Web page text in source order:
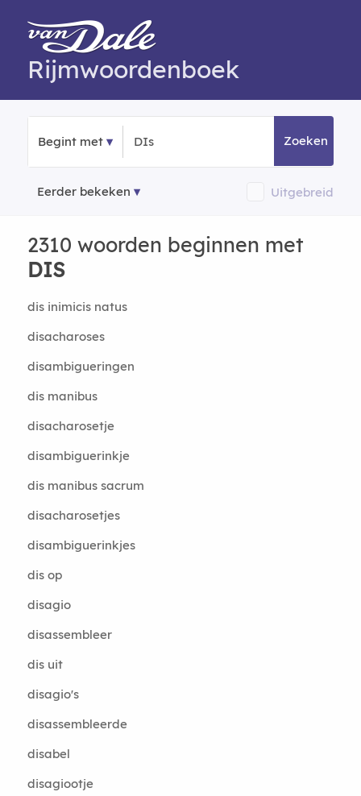
Rijmwoordenboek
Begint met Zoeken
Eerder bekeken Uitgebreid
2310 woorden beginnen met
DIS
dis inimicis natus
disacharoses
disambigueringen
dis manibus
disacharosetje
disambiguerinkje
dis manibus sacrum
disacharosetjes
disambiguerinkjes
dis op
disagio
disassembleer
dis uit
disagio's
disassembleerde
disabel
disagiootje